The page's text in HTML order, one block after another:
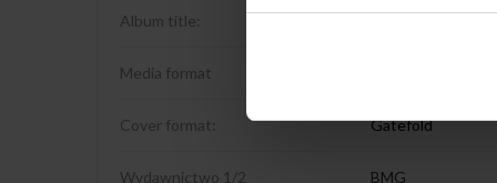
Album title:
Media format
Cover format: Gatefold
Wydawnictwo 1/2 BMG